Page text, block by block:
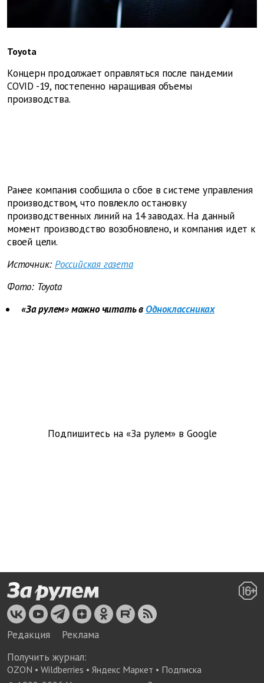
Toyota
Концерн продолжает оправляться после пандемии
COVID -19, постепенно наращивая объемы
производства.
Ранее компания сообщила о сбое в системе управления
производством, что повлекло остановку
производственных линий на 14 заводах. На данный
момент производство возобновлено, и компания идет к
своей цели.
Источник: Российская газета
Фото: Toyota
«За рулем» можно читать в Одноклассниках
Подпишитесь на «За рулем» в Google
Редакция
Реклама
Получить журнал:
OZON • Wildberries • Яндекс Маркет • Подписка